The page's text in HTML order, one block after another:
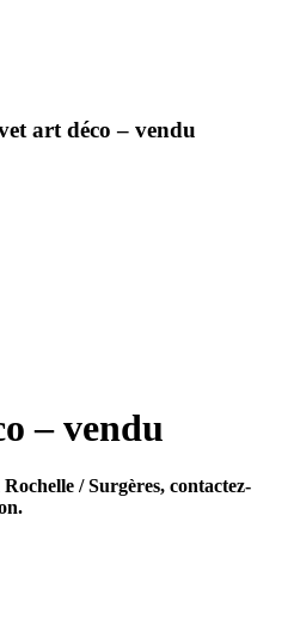
art déco – vendu
– vendu
/ Surgères, contactez-